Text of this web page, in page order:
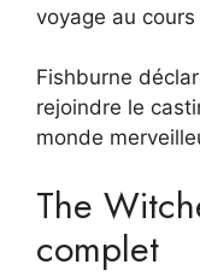
voyage au
Fishburne
rejoindre le
monde
The
complet